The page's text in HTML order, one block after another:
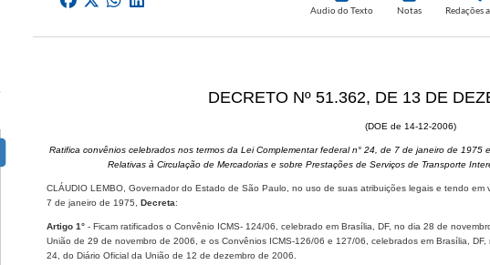
Audio do Texto Notas Redações
DECRETO Nº 51.362, DE 13 DE
(DOE de 14-12-2006)
Ratifica convênios celebrados nos termos da Lei Complementar federal n° 24, de 7 de janeiro de
Relativas à Circulação de Mercadorias e sobre Prestações de Serviços de Transporte
CLÁUDIO LEMBO, Governador do Estado de São Paulo, no uso de suas atribuições legais e tendo
7 de janeiro de 1975,
Decreta:
Artigo 1°- Ficam ratificados o Convênio ICMS- 124/06, celebrado em Brasília, DF, no dia 28 de
União de 29 de novembro de 2006, e os Convênios ICMS-126/06 e 127/06, celebrados em Brasília,
24, do Diário Oficial da União de 12 de dezembro de 2006.